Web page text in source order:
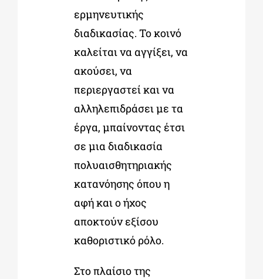
ερμηνευτικής
διαδικασίας. Το κοινό
καλείται να αγγίξει, να
ακούσει, να
περιεργαστεί και να
αλληλεπιδράσει με τα
έργα, μπαίνοντας έτσι
σε μια διαδικασία
πολυαισθητηριακής
κατανόησης όπου η
αφή και ο ήχος
αποκτούν εξίσου
καθοριστικό ρόλο.
Στο πλαίσιο της